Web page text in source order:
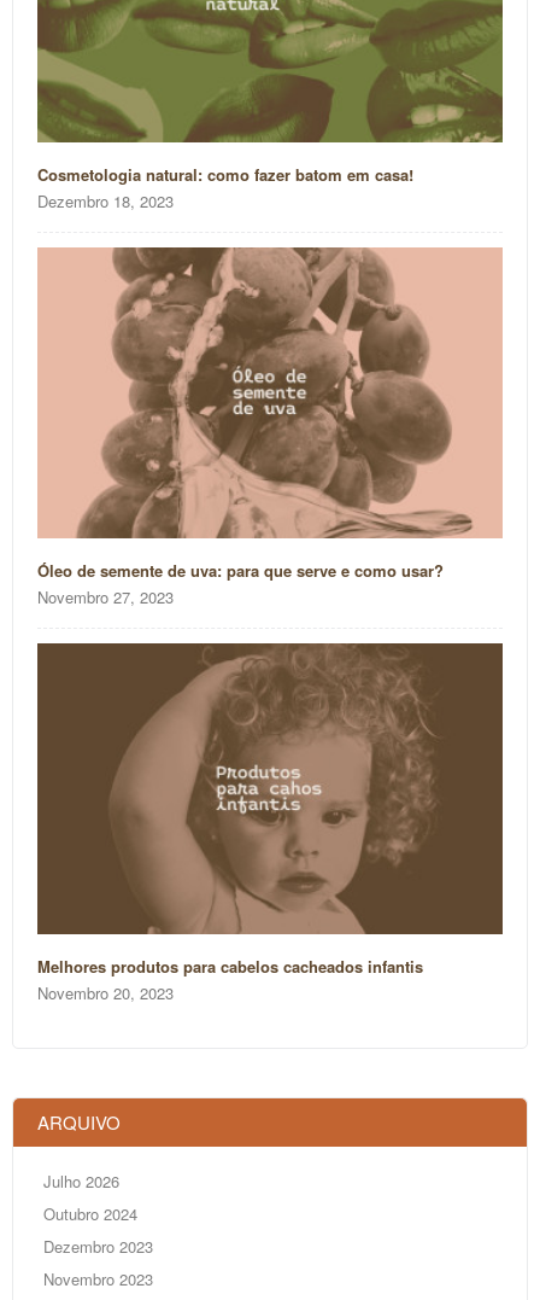
Cosmetologia natural: como fazer batom em casa!
Dezembro 18, 2023
Óleo de semente de uva: para que serve e como usar?
Novembro 27, 2023
Melhores produtos para cabelos cacheados infantis
Novembro 20, 2023
ARQUIVO
Julho 2026
Outubro 2024
Dezembro 2023
Novembro 2023